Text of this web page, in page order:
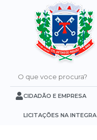
O que voce procura?
CIDADÃO E EMPRESA
LICITAÇÕES NA INTEGRA